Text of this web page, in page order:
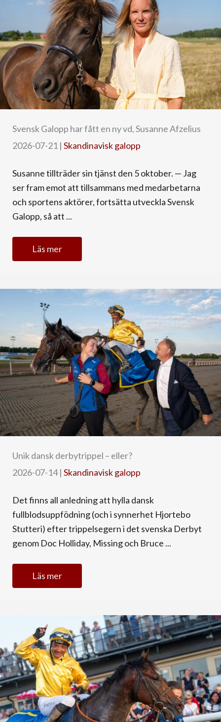
Svensk Galopp har fått en ny vd, Susanne Afzelius
2026-07-21 | Skandinavisk galopp
Susanne tillträder sin tjänst den 5 oktober. — Jag
ser fram emot att tillsammans med medarbetarna
och sportens aktörer, fortsätta utveckla Svensk
Galopp, så att ...
Läs mer
Unik dansk derbytrippel – eller?
2026-07-14| Skandinavisk galopp
Det finns all anledning att hylla dansk
fullblodsuppfödning (och i synnerhet Hjortebo
Stutteri) efter trippelsegern i det svenska Derbyt
genom Doc Holliday, Missing och Bruce ...
Läs mer